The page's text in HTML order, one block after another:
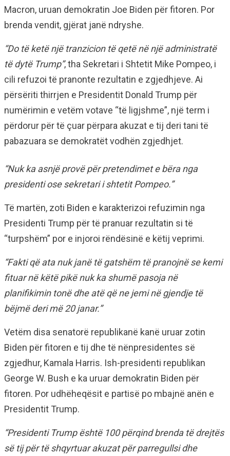
Macron, uruan demokratin Joe Biden për fitoren. Por
brenda vendit, gjërat janë ndryshe.
“Do të ketë një tranzicion të qetë në një administratë
të dytë Trump”, tha Sekretari i Shtetit Mike Pompeo, i
cili refuzoi të pranonte rezultatin e zgjedhjeve. Ai
përsëriti thirrjen e Presidentit Donald Trump për
numërimin e vetëm votave “të ligjshme”, një term i
përdorur për të çuar përpara akuzat e tij deri tani të
pabazuara se demokratët vodhën zgjedhjet.
“Nuk ka asnjë provë për pretendimet e bëra nga
presidenti ose sekretari i shtetit Pompeo.”
Të martën, zoti Biden e karakterizoi refuzimin nga
Presidenti Trump për të pranuar rezultatin si të
“turpshëm” por e injoroi rëndësinë e këtij veprimi.
“Fakti që ata nuk janë të gatshëm të pranojnë se kemi
fituar në këtë pikë nuk ka shumë pasoja në
planifikimin tonë dhe atë që ne jemi në gjendje të
bëjmë deri më 20 janar.”
Vetëm disa senatorë republikanë kanë uruar zotin
Biden për fitoren e tij dhe të nënpresidentes së
zgjedhur, Kamala Harris. Ish-presidenti republikan
George W. Bush e ka uruar demokratin Biden për
fitoren. Por udhëheqësit e partisë po mbajnë anën e
Presidentit Trump.
“Presidenti Trump është 100 përqind brenda të drejtës
së tij për të shqyrtuar akuzat për parregullsi dhe